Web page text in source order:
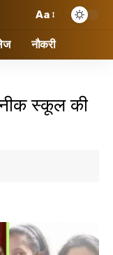
Aa
नौकरी
स्कूल की